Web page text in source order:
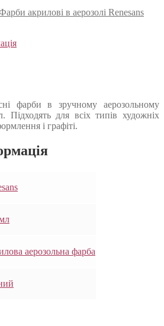
акрилові в аерозолі Renesans
фарби в зручному аерозольному
Підходять для всіх типів художніх
і графіті.
аерозольна фарба